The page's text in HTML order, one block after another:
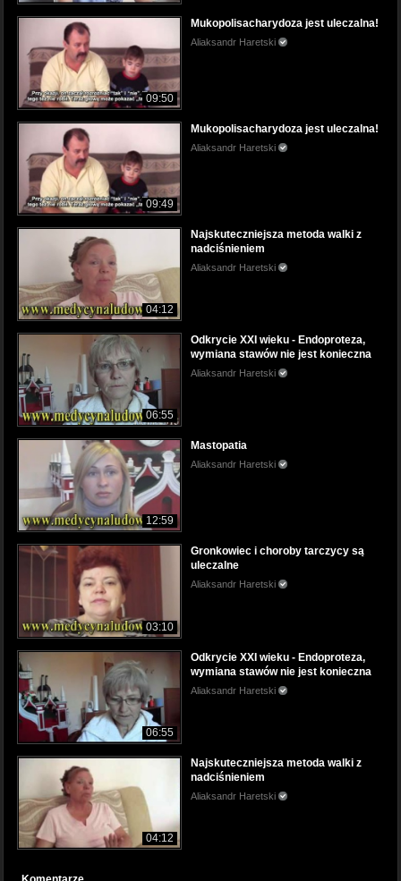
09:50
Mukopolisacharydoza jest uleczalna!
Aliaksandr Haretski
09:49
Mukopolisacharydoza jest uleczalna!
Aliaksandr Haretski
04:12
Najskuteczniejsza metoda walki z
nadciśnieniem
Aliaksandr Haretski
06:55
Odkrycie XXI wieku - Endoproteza,
wymiana stawów nie jest konieczna
Aliaksandr Haretski
12:59
Mastopatia
Aliaksandr Haretski
03:10
Gronkowiec i choroby tarczycy są
uleczalne
Aliaksandr Haretski
06:55
Odkrycie XXI wieku - Endoproteza,
wymiana stawów nie jest konieczna
Aliaksandr Haretski
04:12
Najskuteczniejsza metoda walki z
nadciśnieniem
Aliaksandr Haretski